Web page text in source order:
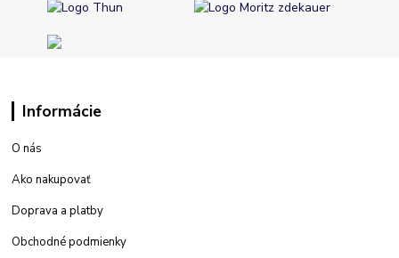
Informácie
O nás
Ako nakupovať
Doprava a platby
Obchodné podmienky